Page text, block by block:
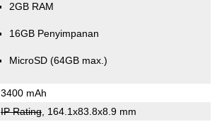
2GB RAM
16GB Penyimpanan
MicroSD (64GB max.)
3400 mAh
IP Rating, 164.1x83.8x8.9 mm